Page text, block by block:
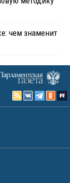
чем знаменит